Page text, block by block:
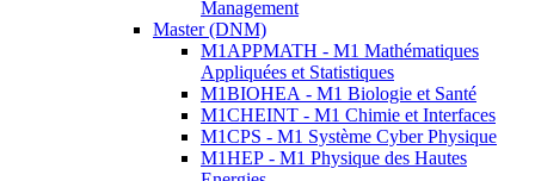
Management
Master (DNM)
M1APPMATH - M1 Mathématiques
Appliquées et Statistiques
M1BIOHEA - M1 Biologie et Santé
M1CHEINT - M1 Chimie et Interfaces
M1CPS - M1 Système Cyber Physique
M1HEP - M1 Physique des Hautes